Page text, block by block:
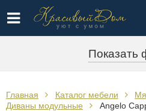
Показать
Главная Каталог мебели
Диваны модульные
Angelo